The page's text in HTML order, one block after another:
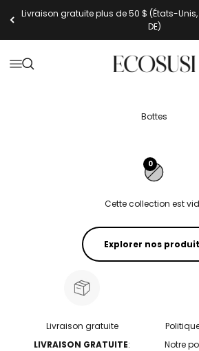
Livraison gratuite plus de 50 $ (États-Unis,
DE)
Ouvrir la navigation
Ouvrir la recherche Ecosusi
Bottes
0
Cette collection est
Explorer nos
Livraison gratuite
LIVRAISON GRATUITE:
Notre